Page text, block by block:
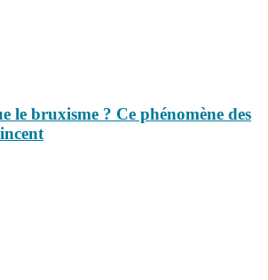
le bruxisme ? Ce phénomène des